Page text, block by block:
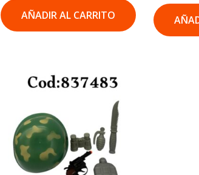
AÑADIR AL CARRITO
precio
original
.
₡2,150
precio
actual
₡1,450